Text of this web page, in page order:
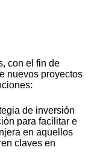
con el fin de
nuevos proyectos
de inversión
para facilitar e
en aquellos
claves en